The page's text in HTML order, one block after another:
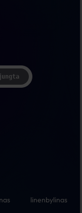
linenbylinas